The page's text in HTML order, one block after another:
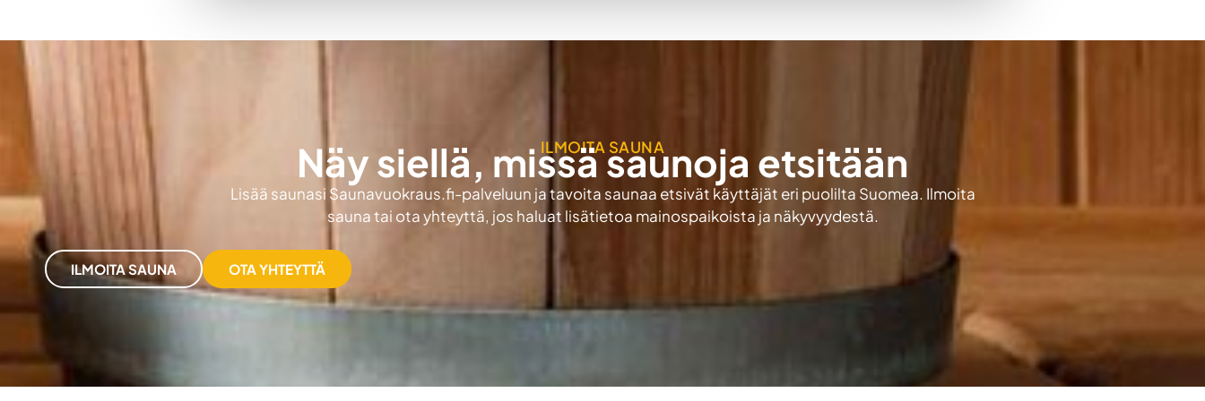
ILMOITA SAUNA
Näy siellä, missä saunoja etsitään
Lisää saunasi Saunavuokraus.fi-palveluun ja tavoita saunaa etsivät käyttäjät eri puolilta Suomea. Ilmoita
sauna tai ota yhteyttä, jos haluat lisätietoa mainospaikoista ja näkyvyydestä.
ILMOITA SAUNA OTA YHTEYTTÄ